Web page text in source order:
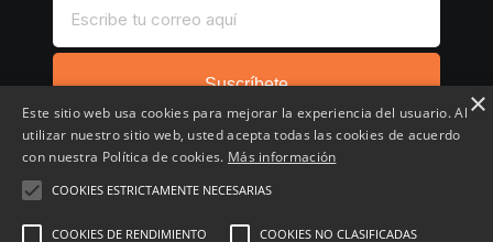
Suscríbete
Inicio Compartir chollo Destacados Cronológico
×
Este sitio web usa cookies para mejorar la experiencia del usuario. Al
utilizar nuestro sitio web, usted acepta todas las cookies de acuerdo
con nuestra Política de cookies. Más información
COOKIES ESTRICTAMENTE NECESARIAS
COOKIES DE RENDIMIENTO COOKIES NO CLASIFICADAS